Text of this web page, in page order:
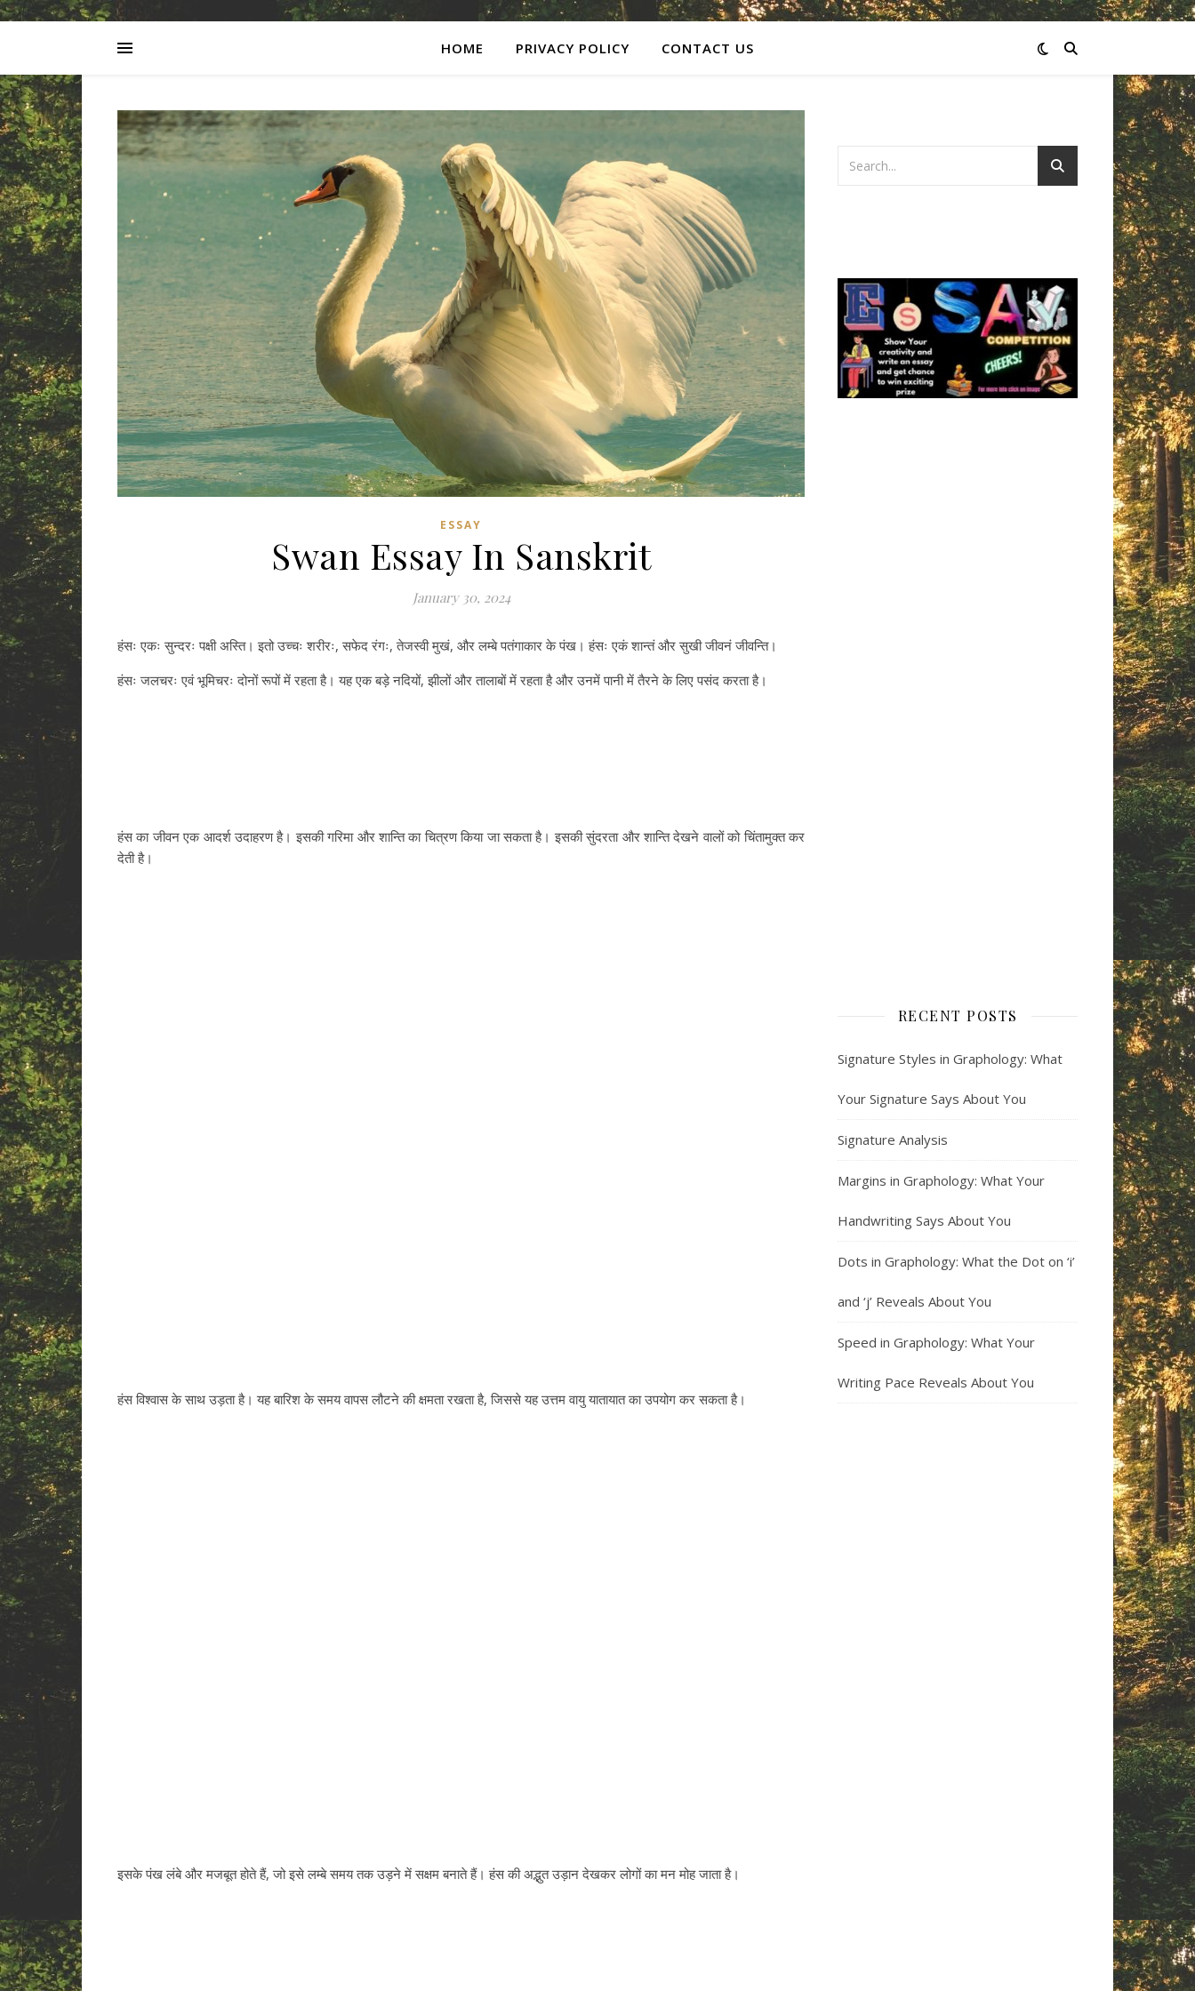
HOME PRIVACY POLICY CONTACT US
ESSAY
Swan Essay In Sanskrit
January 30, 2024
हंसः एकः सुन्दरः पक्षी अस्ति। इतो उच्चः शरीरः, सफेद रंगः, तेजस्वी मुखं, और लम्बे पतंगाकार के पंख। हंसः एकं शान्तं और सुखी जीवनं जीवन्ति।
हंसः जलचरः एवं भूमिचरः दोनों रूपों में रहता है। यह एक बड़े नदियों, झीलों और तालाबों में रहता है और उनमें पानी में तैरने के लिए पसंद करता है।
हंस का जीवन एक आदर्श उदाहरण है। इसकी गरिमा और शान्ति का चित्रण किया जा सकता है। इसकी सुंदरता और शान्ति देखने वालों को चिंतामुक्त कर
देती है।
हंस विश्वास के साथ उड़ता है। यह बारिश के समय वापस लौटने की क्षमता रखता है, जिससे यह उत्तम वायु यातायात का उपयोग कर सकता है।
इसके पंख लंबे और मजबूत होते हैं, जो इसे लम्बे समय तक उड़ने में सक्षम बनाते हैं। हंस की अद्भुत उड़ान देखकर लोगों का मन मोह जाता है।
RECENT POSTS
Signature Styles in Graphology: What
Your Signature Says About You
Signature Analysis
Margins in Graphology: What Your
Handwriting Says About You
Dots in Graphology: What the Dot on ‘i’
and ‘j’ Reveals About You
Speed in Graphology: What Your
Writing Pace Reveals About You